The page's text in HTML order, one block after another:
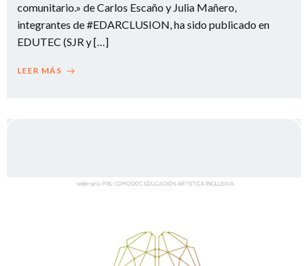
comunitario.» de Carlos Escaño y Julia Mañero,
integrantes de #EDARCLUSION, ha sido publicado en
EDUTEC (SJR y […]
LEER MÁS